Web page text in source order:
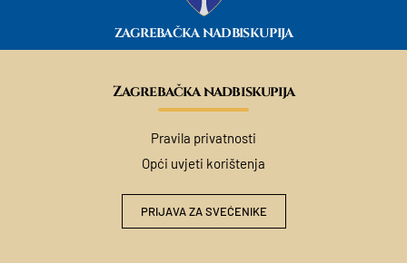
ZAGREBAČKA NADBISKUPIJA
Zagrebačka nadbiskupija
Pravila privatnosti
Opći uvjeti korištenja
PRIJAVA ZA SVEĆENIKE